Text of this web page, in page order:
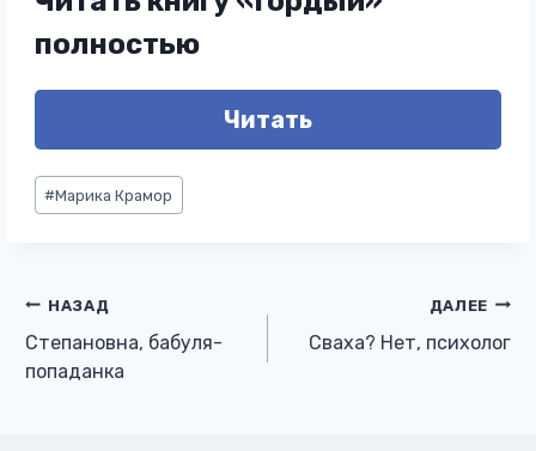
полностью
Читать
Метки
записи:
#Марика Крамор
Навигация
по
НАЗАД
Степановна, бабуля-
попаданка
ДАЛЕЕ
Сваха? Нет, психолог